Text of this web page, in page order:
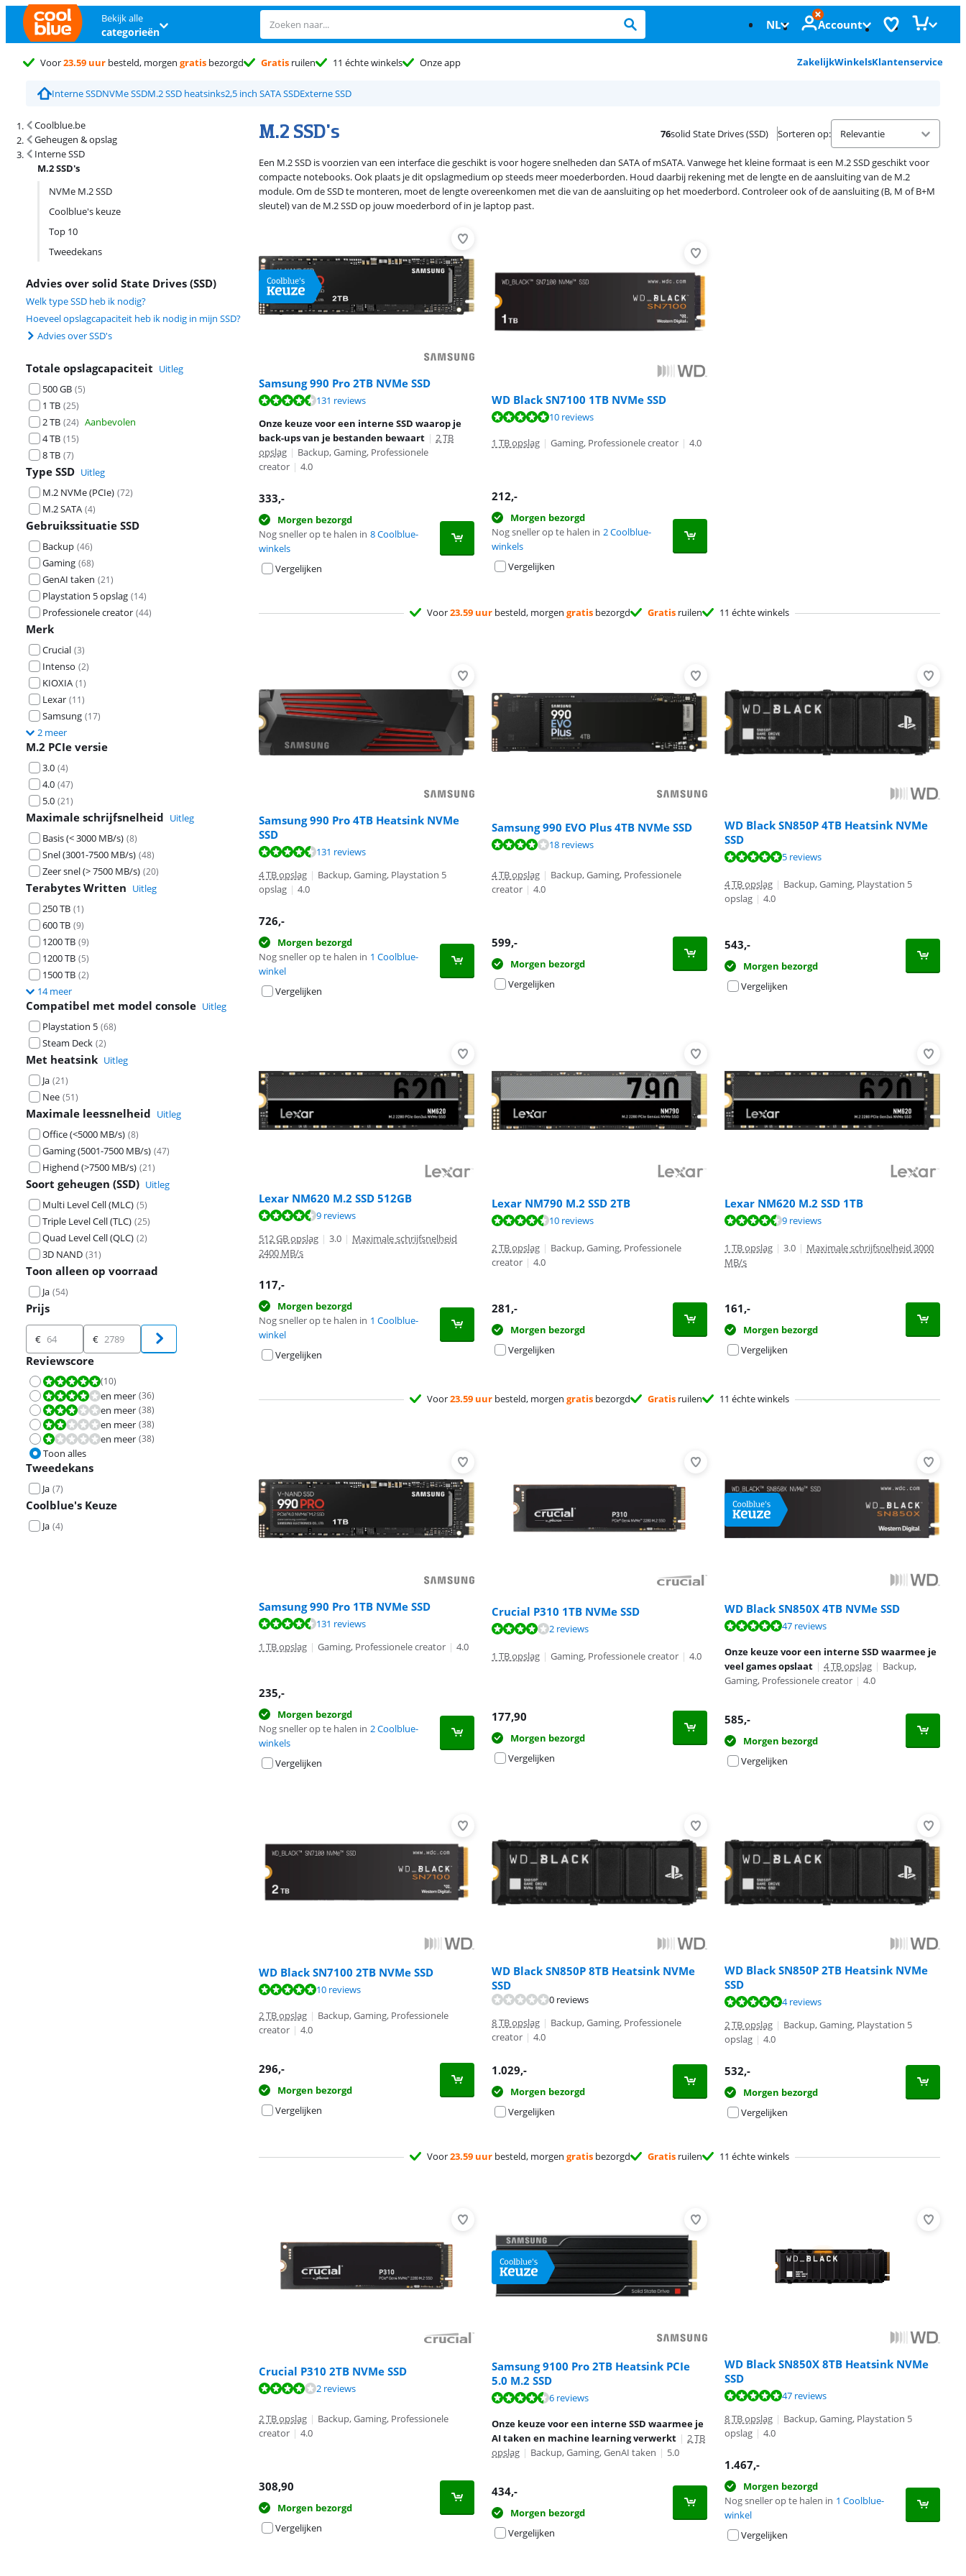
Bekijk alle
categorieën NL Account
Voor23.59 uur besteld, morgen gratis bezorgd Gratis ruilen 11 échte winkels Onze app ZakelijkWinkelsKlantenservice
Interne SSDNVMe SSDM.2 SSD heatsinks2,5 inch SATA SSDExterne SSD
Coolblue.be
Geheugen & opslag
Interne SSD
M.2 SSD's
NVMe M.2 SSD
Coolblue's keuze
Top 10
Tweedekans
Advies over solid State Drives (SSD)
Welk type SSD heb ik nodig?
Hoeveel opslagcapaciteit heb ik nodig in mijn SSD?
Advies over SSD's
Totale opslagcapaciteit Uitleg
500 GB (5)
1 TB (25)
2 TB (24) Aanbevolen
4 TB (15)
8 TB (7)
Type SSD Uitleg
M.2 NVMe (PCIe) (72)
M.2 SATA (4)
Gebruikssituatie SSD
Backup (46)
Gaming (68)
GenAI taken (21)
Playstation 5 opslag (14)
Professionele creator (44)
Merk
Crucial (3)
Intenso (2)
KIOXIA (1)
Lexar (11)
Samsung (17)
2 meer
M.2 PCIe versie
3.0 (4)
4.0 (47)
5.0 (21)
Maximale schrijfsnelheid Uitleg
Basis (< 3000 MB/s) (8)
Snel (3001-7500 MB/s) (48)
Zeer snel (> 7500 MB/s) (20)
Terabytes Written Uitleg
250 TB (1)
600 TB (9)
1200 TB (9)
1200 TB (5)
1500 TB (2)
14 meer
Compatibel met model console Uitleg
Playstation 5 (68)
Steam Deck (2)
Met heatsink Uitleg
Ja (21)
Nee (51)
Maximale leessnelheid Uitleg
Office (<5000 MB/s) (8)
Gaming (5001-7500 MB/s) (47)
Highend (>7500 MB/s) (21)
Soort geheugen (SSD) Uitleg
Multi Level Cell (MLC) (5)
Triple Level Cell (TLC) (25)
Quad Level Cell (QLC) (2)
3D NAND (31)
Toon alleen op voorraad
Ja (54)
Prijs
Prijs
€ €
Reviewscore
Beoordeling is 10 van de 10.
(10)
Beoordeling is 8,0 van de 10.
en meer (36)
Beoordeling is 6,0 van de 10.
en meer (38)
Beoordeling is 4,0 van de 10.
en meer (38)
Beoordeling is 2,0 van de 10.
en meer (38)
Toon alles
Tweedekans
Ja (7)
Coolblue's Keuze
Ja (4)
M.2 SSD's
Zoekresultaten en sortering
76solid State Drives (SSD) Sorteren op:
Een M.2 SSD is voorzien van een interface die geschikt is voor hogere snelheden dan SATA of mSATA. Vanwege het kleine formaat is een M.2 SSD geschikt voor
compacte notebooks. Ook plaats je dit opslagmedium op steeds meer moederborden. Houd daarbij rekening met de lengte en de aansluiting van de M.2
module. Om de SSD te monteren, moet de lengte overeenkomen met die van de aansluiting op het moederbord. Controleer ook of de aansluiting (B, M of B+M
sleutel) van de M.2 SSD op jouw moederbord of in je laptop past.
Samsung 990 Pro 2TB NVMe SSD
Beoordeling is 9,3 van de 10, gebaseerd op 131 reviews.
131 reviews
Onze keuze voor een interne SSD waarop je
back-ups van je bestanden bewaart | 2 TB
opslag | Backup, Gaming, Professionele
creator | 4.0
333,-
Morgen bezorgd
Nog sneller op te halen in 8 Coolblue-
winkels
Vergelijken
WD Black SN7100 1TB NVMe SSD
10 reviews
1 TB opslag | Gaming, Professionele creator | 4.0
212,-
Morgen bezorgd
Nog sneller op te halen in 2 Coolblue-
winkels
Vergelijken
Voor23.59 uur besteld, morgen gratis bezorgd Gratis ruilen 11 échte winkels
Samsung 990 Pro 4TB Heatsink NVMe
SSD
Beoordeling is 9,3 van de 10, gebaseerd op 131 reviews.
131 reviews
4 TB opslag | Backup, Gaming, Playstation 5
opslag | 4.0
726,-
Morgen bezorgd
Nog sneller op te halen in 1 Coolblue-
winkel
Vergelijken
Samsung 990 EVO Plus 4TB NVMe SSD
Beoordeling is 8,4 van de 10, gebaseerd op 18 reviews. 18 reviews
4 TB opslag | Backup, Gaming, Professionele
creator | 4.0
599,-
Morgen bezorgd
Vergelijken
WD Black SN850P 4TB Heatsink NVMe
SSD
Beoordeling is 10 van de 10, gebaseerd op 5 reviews. 5 reviews
4 TB opslag | Backup, Gaming, Playstation 5
opslag | 4.0
543,-
Morgen bezorgd
Vergelijken
Lexar NM620 M.2 SSD 512GB
Beoordeling is 9,2 van de 10, gebaseerd op 9 reviews.
9 reviews
512 GB opslag | 3.0 | Maximale schrijfsnelheid
2400 MB/s
117,-
Morgen bezorgd
Nog sneller op te halen in 1 Coolblue-
winkel
Vergelijken
Lexar NM790 M.2 SSD 2TB
Beoordeling is 9,1 van de 10, gebaseerd op 10 reviews. 10 reviews
2 TB opslag | Backup, Gaming, Professionele
creator | 4.0
281,-
Morgen bezorgd
Vergelijken
Lexar NM620 M.2 SSD 1TB
Beoordeling is 9,2 van de 10, gebaseerd op 9 reviews. 9 reviews
1 TB opslag | 3.0 | Maximale schrijfsnelheid 3000
MB/s
161,-
Morgen bezorgd
Vergelijken
Voor23.59 uur besteld, morgen gratis bezorgd Gratis ruilen 11 échte winkels
Samsung 990 Pro 1TB NVMe SSD
Beoordeling is 9,3 van de 10, gebaseerd op 131 reviews.
131 reviews
1 TB opslag | Gaming, Professionele creator | 4.0
235,-
Morgen bezorgd
Nog sneller op te halen in 2 Coolblue-
winkels
Vergelijken
Crucial P310 1TB NVMe SSD
Beoordeling is 8,3 van de 10, gebaseerd op 2 reviews. 2 reviews
1 TB opslag | Gaming, Professionele creator | 4.0
177,90
Morgen bezorgd
Vergelijken
WD Black SN850X 4TB NVMe SSD
Beoordeling is 9,5 van de 10, gebaseerd op 47 reviews.
47 reviews
Onze keuze voor een interne SSD waarmee je
veel games opslaat | 4 TB opslag | Backup,
Gaming, Professionele creator | 4.0
585,-
Morgen bezorgd
Vergelijken
WD Black SN7100 2TB NVMe SSD
Beoordeling is 9,7 van de 10, gebaseerd op 10 reviews.
10 reviews
2 TB opslag | Backup, Gaming, Professionele
creator | 4.0
296,-
Morgen bezorgd
Vergelijken
WD Black SN850P 8TB Heatsink NVMe
SSD
0 reviews
8 TB opslag | Backup, Gaming, Professionele
creator | 4.0
1.029,-
Morgen bezorgd
Vergelijken
WD Black SN850P 2TB Heatsink NVMe
SSD
4 reviews
2 TB opslag | Backup, Gaming, Playstation 5
opslag | 4.0
532,-
Morgen bezorgd
Vergelijken
Voor23.59 uur besteld, morgen gratis bezorgd Gratis ruilen 11 échte winkels
Crucial P310 2TB NVMe SSD
Beoordeling is 8,3 van de 10, gebaseerd op 2 reviews.
2 reviews
2 TB opslag | Backup, Gaming, Professionele
creator | 4.0
308,90
Morgen bezorgd
Vergelijken
Samsung 9100 Pro 2TB Heatsink PCIe
5.0 M.2 SSD
Beoordeling is 9,3 van de 10, gebaseerd op 6 reviews.
6 reviews
Onze keuze voor een interne SSD waarmee je
AI taken en machine learning verwerkt | 2 TB
opslag | Backup, Gaming, GenAI taken | 5.0
434,-
Morgen bezorgd
Vergelijken
WD Black SN850X 8TB Heatsink NVMe
SSD
Beoordeling is 9,5 van de 10, gebaseerd op 47 reviews.
47 reviews
8 TB opslag | Backup, Gaming, Playstation 5
opslag | 4.0
1.467,-
Morgen bezorgd
Nog sneller op te halen in 1 Coolblue-
winkel
Vergelijken